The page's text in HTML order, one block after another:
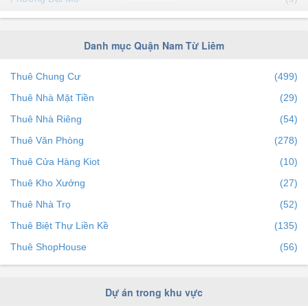
thuê căn hộ chung cư Quận Nam Từ Liêm 3 phòng ngủ
Phường Phú Đô
(12)
Phường Phương CanhDanh mục Quận Nam Từ Liêm
Thuê Chung Cư
(499)
Thuê Nhà Mặt Tiền
(29)
Thuê Nhà Riêng
(54)
Thuê Văn Phòng
(278)
Thuê Cửa Hàng Kiot
(10)
Thuê Kho Xưởng
(27)
Thuê Nhà Trọ
(52)
Thuê Biệt Thự Liền Kề
(135)
Thuê ShopHouse
(56)
Dự án trong khu vực